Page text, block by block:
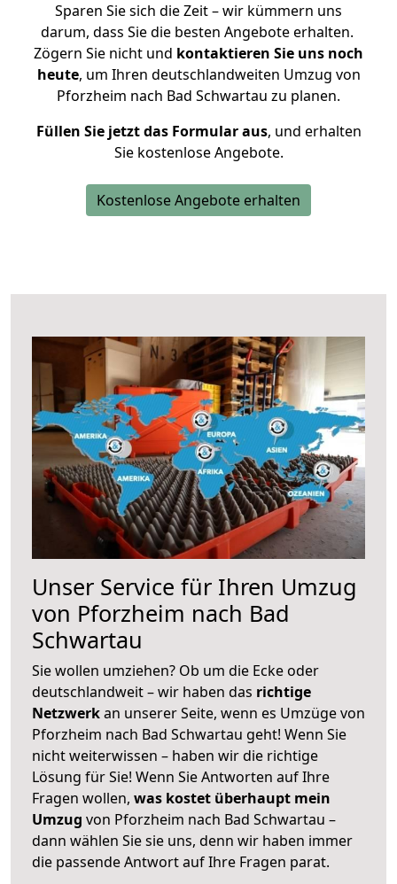
Sparen Sie sich die Zeit – wir kümmern uns
darum, dass Sie die besten Angebote erhalten.
Zögern Sie nicht und kontaktieren Sie uns noch
heute, um Ihren deutschlandweiten Umzug von
Pforzheim nach Bad Schwartau zu planen.
Füllen Sie jetzt das Formular aus, und erhalten
Sie kostenlose Angebote.
Kostenlose Angebote erhalten
Unser Service für Ihren Umzug
von Pforzheim nach Bad
Schwartau
Sie wollen umziehen? Ob um die Ecke oder
deutschlandweit – wir haben das richtige
Netzwerkan unserer Seite, wenn es Umzüge von
Pforzheim nach Bad Schwartau geht! Wenn Sie
nicht weiterwissen – haben wir die richtige
Lösung für Sie! Wenn Sie Antworten auf Ihre
Fragen wollen, was kostet überhaupt mein
Umzug von Pforzheim nach Bad Schwartau –
dann wählen Sie sie uns, denn wir haben immer
die passende Antwort auf Ihre Fragen parat.